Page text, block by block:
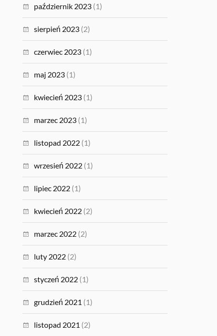
październik 2023 (1)
sierpień 2023 (2)
czerwiec 2023 (1)
maj 2023 (1)
kwiecień 2023 (1)
marzec 2023 (1)
listopad 2022 (1)
wrzesień 2022 (1)
lipiec 2022 (1)
kwiecień 2022 (2)
marzec 2022 (2)
luty 2022 (2)
styczeń 2022 (1)
grudzień 2021 (1)
listopad 2021 (2)